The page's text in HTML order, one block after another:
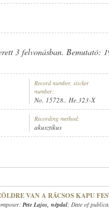
3 felvonásban. Bemutató:
Record number, sticker
number:
No. 15728., He.323-X
Recording method:
akusztikus
VAN A RÁCSOS KAPU
Pete Lajos, népdal; Date of